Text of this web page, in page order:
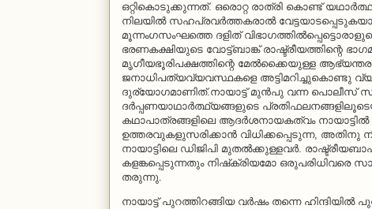
ഒറ്റികൊടുക്കുന്നത്. ഒരൊറ്റ രാത്രി കൊണ്ട്
നിലയില്‍ സഹപ്രവര്‍ത്തകരാല്‍
മൂന്നംഗസംഘത്തെ ദളിത്
ഭരണകക്ഷിയുടെ വോട്ട്ബാങ്ക് രാഷ്ട്രീയത്തിന്റെ
മൃഗീയഭൂരിപക്ഷത്തിന്റെ മേല്‍ക്കൈയുള്ള
ജനാധിപത്യവ്യവസ്ഥകളെ അട്ടിമറിച്ചുകൊണ്ടു
ദുര്യോഗമാണിത്.നായാട്ട് മുന്‍പു വന്ന പൊലീസ്
ദര്‍പ്പണയാഥാര്‍ത്ഥ്യങ്ങളുടെ
കഥാപാത്രങ്ങളിലെ ആദര്‍ശനായകത്വം നായാട്ടില്‍
ഉത്തരവുകളുസരിക്കാന്‍ വിധിക്കപ്പെടുന്ന,
നായാട്ടിലെ ഡിജിപി മുതല്‍ക്കുള്ളവര്‍.
കളങ്കപ്പെടുന്നതും നിഷ്‌ക്രിയമോ ഒരുപരിധിവരെ
തരുന്നു.
നായാട്ട് പുറത്തിറങ്ങിയ വര്‍ഷം തന്നെ ഹിന്ദിയില്‍